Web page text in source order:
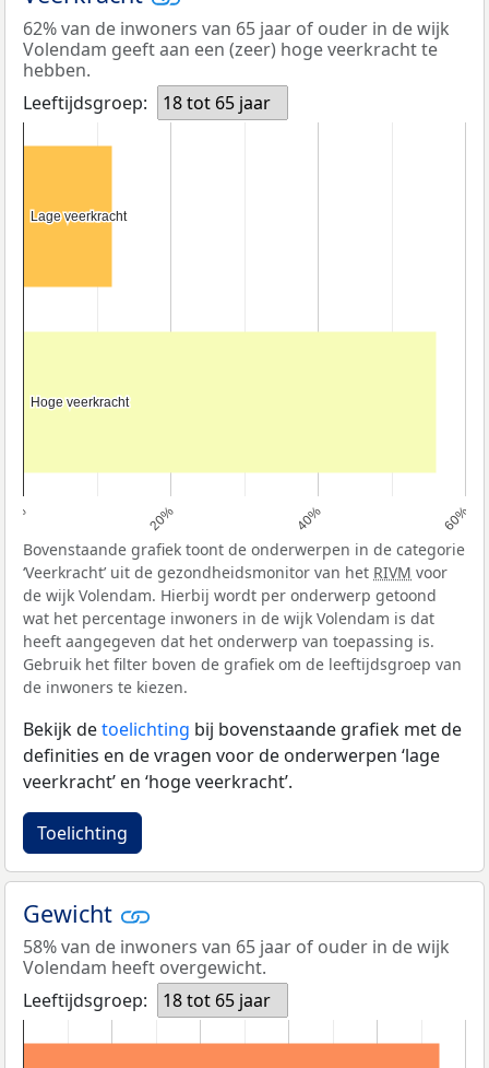
62% van de inwoners van 65 jaar of ouder in de wijk
Volendam geeft aan een (zeer) hoge veerkracht te
hebben.
Leeftijdsgroep:
18 tot 65 jaar
0% 20% 40% 60%
Lage veerkracht
Lage veerkracht
Hoge veerkracht
Hoge veerkracht
Bovenstaande grafiek toont de onderwerpen in de categorie
‘Veerkracht’ uit de gezondheidsmonitor van het RIVM voor
de wijk Volendam. Hierbij wordt per onderwerp getoond
wat het percentage inwoners in de wijk Volendam is dat
heeft aangegeven dat het onderwerp van toepassing is.
Gebruik het filter boven de grafiek om de leeftijdsgroep van
de inwoners te kiezen.
Bekijk detoelichting bij bovenstaande grafiek met de
definities en de vragen voor de onderwerpen ‘lage
veerkracht’ en ‘hoge veerkracht’.
Toelichting
Gewicht
58% van de inwoners van 65 jaar of ouder in de wijk
Volendam heeft overgewicht.
Leeftijdsgroep:
18 tot 65 jaar